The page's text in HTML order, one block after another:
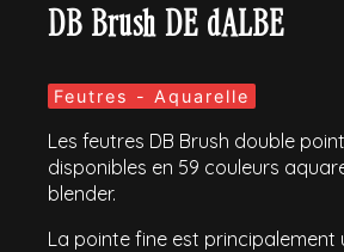
DB Brush DE dALBE
Feutres - Aquarelle
Les feutres DB Brush double
disponibles en 59 couleurs
blender.
La pointe fine est principalement